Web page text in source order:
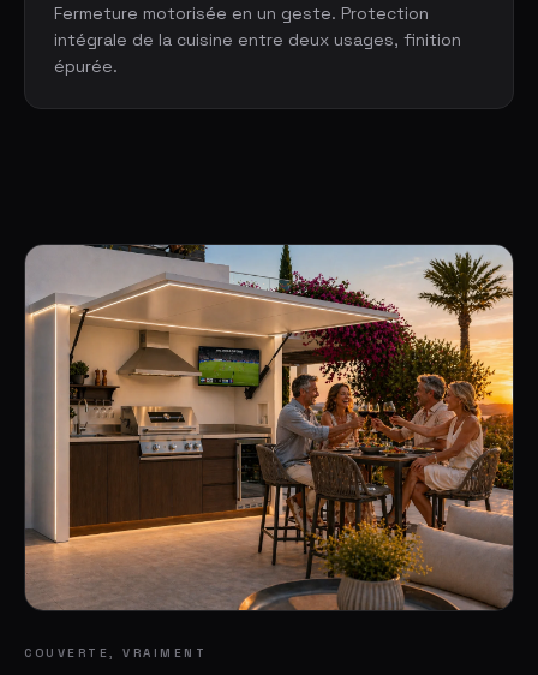
Fermeture motorisée en un geste. Protection
intégrale de la cuisine entre deux usages, finition
épurée.
COUVERTE, VRAIMENT